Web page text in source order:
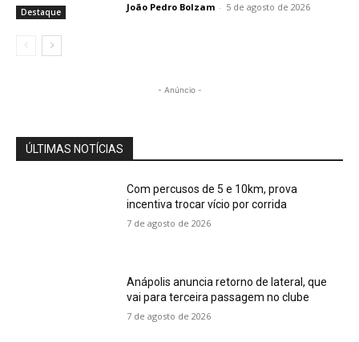
Destaque João Pedro Bolzam - 5 de agosto de 2026
- Anúncio -
ÚLTIMAS NOTÍCIAS
Com percusos de 5 e 10km, prova
incentiva trocar vício por corrida
7 de agosto de 2026
Anápolis anuncia retorno de lateral, que
vai para terceira passagem no clube
7 de agosto de 2026